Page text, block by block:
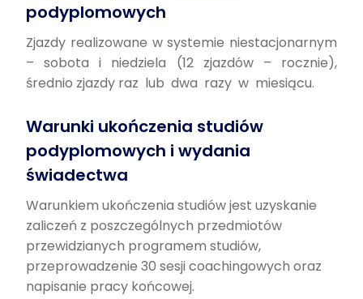
podyplomowych
Zjazdy realizowane w systemie niestacjonarnym
– sobota i niedziela (12 zjazdów – rocznie),
średnio zjazdy raz lub dwa razy w miesiącu.
Warunki ukończenia studiów
podyplomowych i wydania
świadectwa
Warunkiem ukończenia studiów jest uzyskanie
zaliczeń z poszczególnych przedmiotów
przewidzianych programem studiów,
przeprowadzenie 30 sesji coachingowych oraz
napisanie pracy końcowej.